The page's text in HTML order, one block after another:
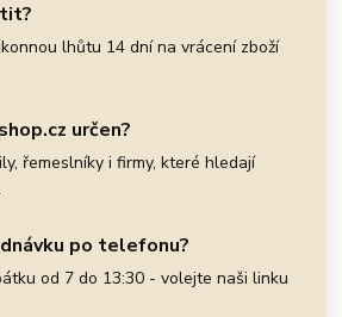
lhůtu 14 dní na vrácení zboží
určen?
řemeslníky i firmy, které hledají
po telefonu?
od 7 do 13:30 - volejte naši linku